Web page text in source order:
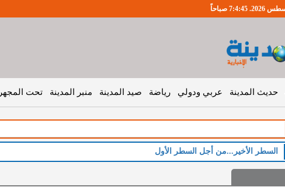
حديث المدينة عربي ودولي رياضة صيد المدينة منبر المدينة تحت المجهر
السطر الأخير...من أجل السطر الأول